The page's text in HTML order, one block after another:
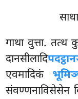
गाथा वुत्ता.
दानसीलादि
एवमादिकं
संवण्णनाविसेसेन